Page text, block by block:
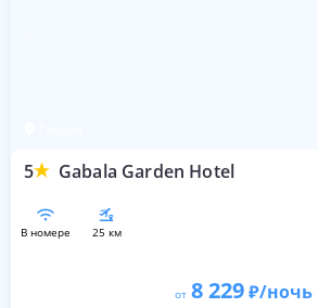
5 Gabala Garden Hotel
в номере 25 км
от 8 229 /ночь